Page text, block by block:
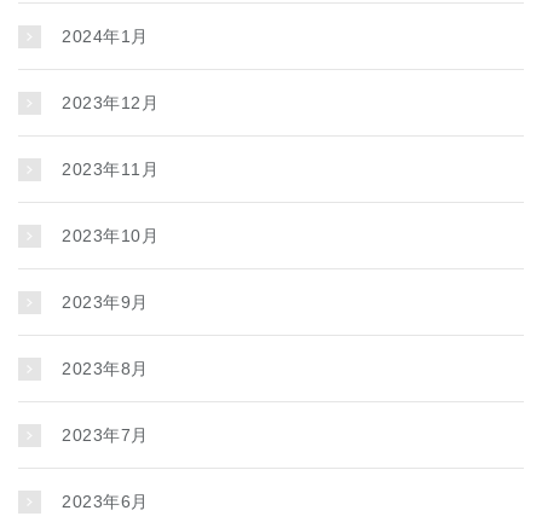
2024年1月
2023年12月
2023年11月
2023年10月
2023年9月
2023年8月
2023年7月
2023年6月